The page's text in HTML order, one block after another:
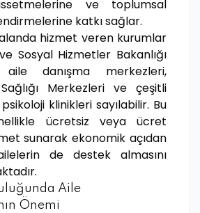
ve toplumsal
katkı sağlar.
hizmet veren kurumlar
Sosyal Hizmetler Bakanlığı
aile danışma merkezleri,
Merkezleri ve çeşitli
klinikleri sayılabilir. Bu
ücretsiz veya ücret
sunarak ekonomik açıdan
de destek almasını
Aile
Önemi